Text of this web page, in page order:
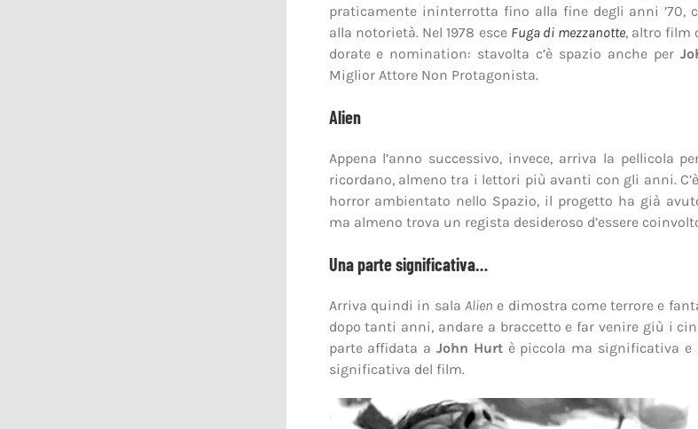
praticamente ininterrotta fino alla fine degli anni ’70,
alla notorietà. Nel 1978 esce Fuga di mezzanotte, altro film
dorate e nomination: stavolta c’è spazio anche per
Miglior Attore Non Protagonista.
Alien
Appena l’anno successivo, invece, arriva la pellicola
ricordano, almeno tra i lettori più avanti con gli anni.
horror ambientato nello Spazio, il progetto ha già
ma almeno trova un regista desideroso d’essere
Una parte significativa…
Arriva quindi in sala Alien e dimostra come terrore e
dopo tanti anni, andare a braccetto e far venire giù i
parte affidata a John Hurtè piccola ma significativa e
significativa del film.